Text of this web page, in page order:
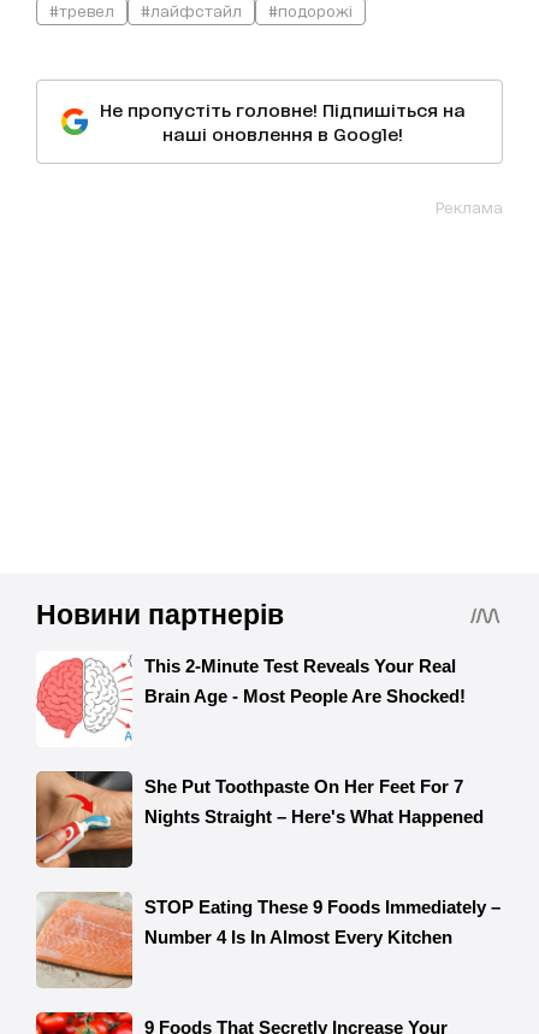
#тревел #лайфстайл #подорожі
Не пропустіть головне! Підпишіться на
наші оновлення в Google!
Реклама